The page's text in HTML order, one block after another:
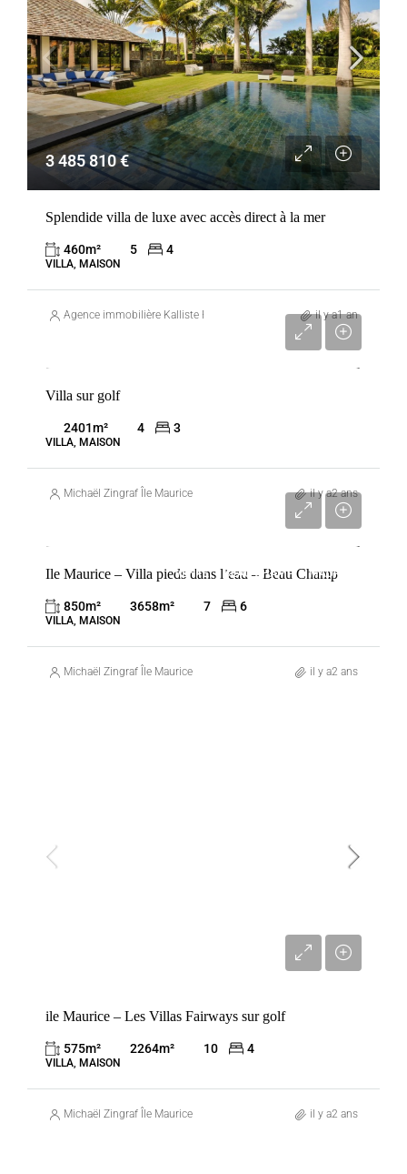
3 485 810 €
Splendide villa de luxe avec accès direct à la mer
460m² 5 4
VILLA, MAISON
Agence immobilière Kalliste Properties il y a1 an
Villa sur golf
2401m² 4 3
VILLA, MAISON
Michaël Zingraf Île Maurice il y a2 ans
VENTE BEAU CHAMP MAURICE
Ile Maurice – Villa pieds dans l’eau – Beau Champ
850m² 3658m² 7 6
VILLA, MAISON
Michaël Zingraf Île Maurice il y a2 ans
ile Maurice – Les Villas Fairways sur golf
575m² 2264m² 10 4
VILLA, MAISON
Michaël Zingraf Île Maurice il y a2 ans